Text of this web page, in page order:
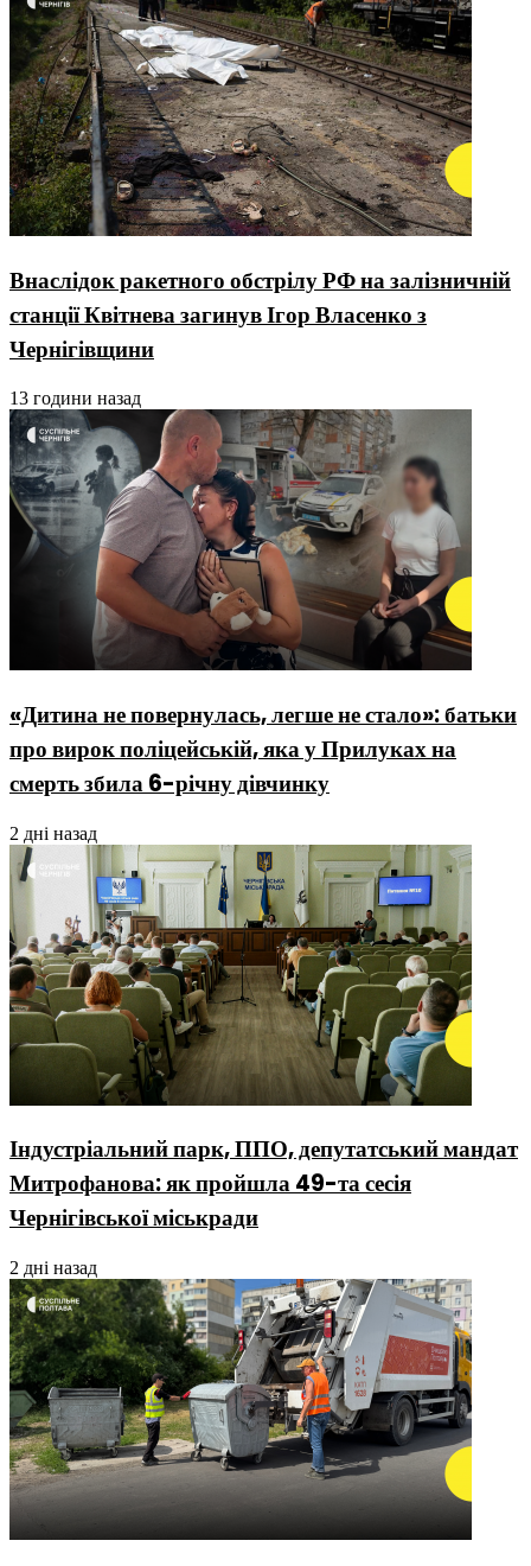
Внаслідок ракетного обстрілу РФ на залізничній
станції Квітнева загинув Ігор Власенко з
Чернігівщини
13 години назад
«Дитина не повернулась, легше не стало»: батьки
про вирок поліцейській, яка у Прилуках на
смерть збила 6-річну дівчинку
2 дні назад
Індустріальний парк, ППО, депутатський мандат
Митрофанова: як пройшла 49-та сесія
Чернігівської міськради
2 дні назад